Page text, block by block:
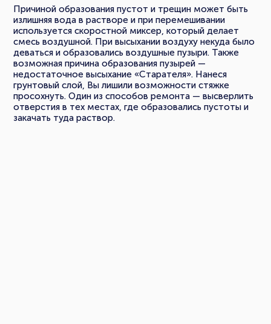
Причиной образования пустот и трещин может быть
излишняя вода в растворе и при перемешивании
используется скоростной миксер, который делает
смесь воздушной. При высыхании воздуху некуда было
деваться и образовались воздушные пузыри. Также
возможная причина образования пузырей —
недостаточное высыхание «Старателя». Нанеся
грунтовый слой, Вы лишили возможности стяжке
просохнуть. Один из способов ремонта — высверлить
отверстия в тех местах, где образовались пустоты и
закачать туда раствор.